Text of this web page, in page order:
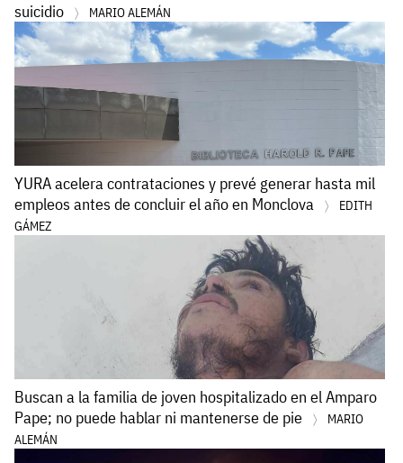
suicidio
MARIO ALEMÁN
YURA acelera contrataciones y prevé generar hasta mil
empleos antes de concluir el año en Monclova
EDITH
GÁMEZ
Buscan a la familia de joven hospitalizado en el Amparo
Pape; no puede hablar ni mantenerse de pie
MARIO
ALEMÁN